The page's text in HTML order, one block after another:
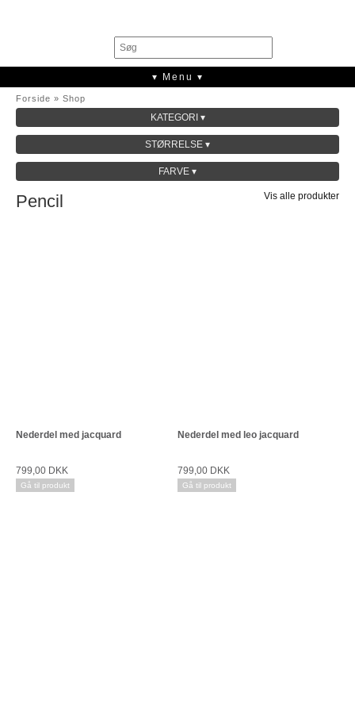
▾ Menu ▾
Forside » Shop
KATEGORI ▾
KOLLEKTION
STØRRELSE ▾
FARVE ▾
Vis alle produkter
Pencil
Nederdel med jacquard
799,00 DKK
Gå til produkt
Nederdel med leo jacquard
799,00 DKK
Gå til produkt